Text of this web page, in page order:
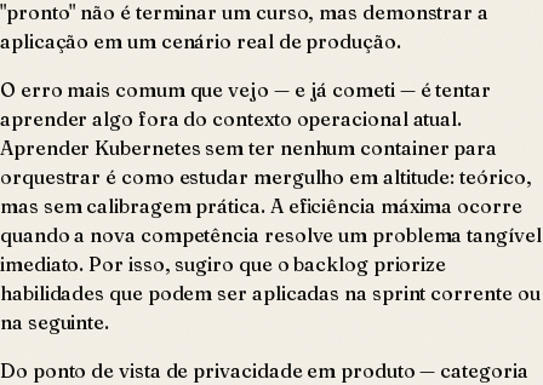
"pronto" não é terminar um curso, mas demonstrar a
aplicação em um cenário real de produção.
O erro mais comum que vejo — e já cometi — é tentar
aprender algo fora do contexto operacional atual.
Aprender Kubernetes sem ter nenhum container para
orquestrar é como estudar mergulho em altitude: teórico,
mas sem calibragem prática. A eficiência máxima ocorre
quando a nova competência resolve um problema tangível
imediato. Por isso, sugiro que o backlog priorize
habilidades que podem ser aplicadas na sprint corrente ou
na seguinte.
Do ponto de vista de privacidade em produto — categoria